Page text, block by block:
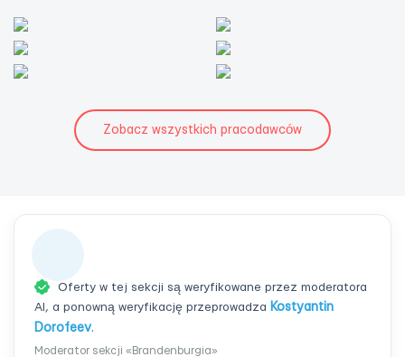
Zobacz wszystkich pracodawców
Oferty w tej sekcji są weryfikowane przez moderatora
AI, a ponowną weryfikację przeprowadza Kostyantin
Dorofeev.
Moderator sekcji «Brandenburgia»